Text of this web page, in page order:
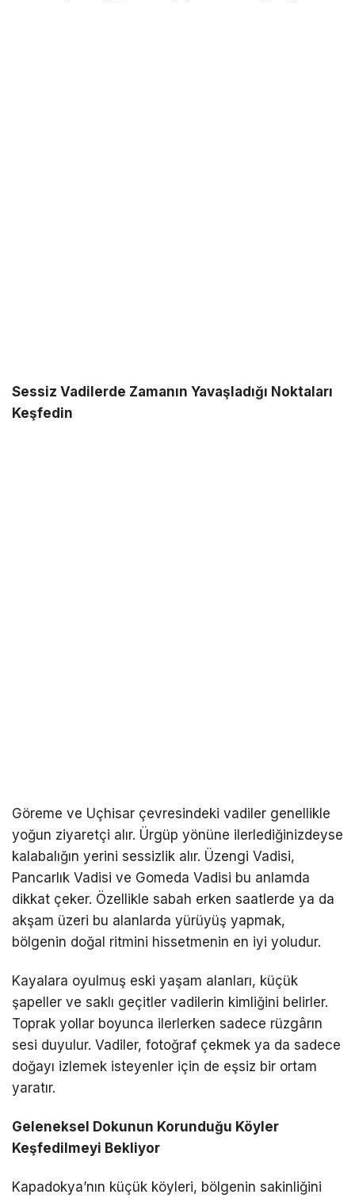
Sessiz Vadilerde Zamanın Yavaşladığı Noktaları
Keşfedin
Göreme ve Uçhisar çevresindeki vadiler genellikle
yoğun ziyaretçi alır. Ürgüp yönüne ilerlediğinizdeyse
kalabalığın yerini sessizlik alır. Üzengi Vadisi,
Pancarlık Vadisi ve Gomeda Vadisi bu anlamda
dikkat çeker. Özellikle sabah erken saatlerde ya da
akşam üzeri bu alanlarda yürüyüş yapmak,
bölgenin doğal ritmini hissetmenin en iyi yoludur.
Kayalara oyulmuş eski yaşam alanları, küçük
şapeller ve saklı geçitler vadilerin kimliğini belirler.
Toprak yollar boyunca ilerlerken sadece rüzgârın
sesi duyulur. Vadiler, fotoğraf çekmek ya da sadece
doğayı izlemek isteyenler için de eşsiz bir ortam
yaratır.
Geleneksel Dokunun Korunduğu Köyler
Keşfedilmeyi Bekliyor
Kapadokya’nın küçük köyleri, bölgenin sakinliğini